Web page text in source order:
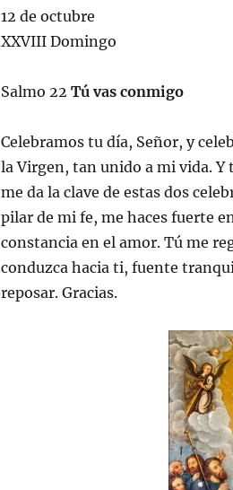
12 de octubre
XXVIII Domingo
Salmo 22 Tú vas conmigo
Celebramos tu día, Señor, y
la Virgen, tan unido a mi vida. Y
me da la clave de estas dos
pilar de mi fe, me haces fuerte
constancia en el amor. Tú me
conduzca hacia ti, fuente
reposar. Gracias.